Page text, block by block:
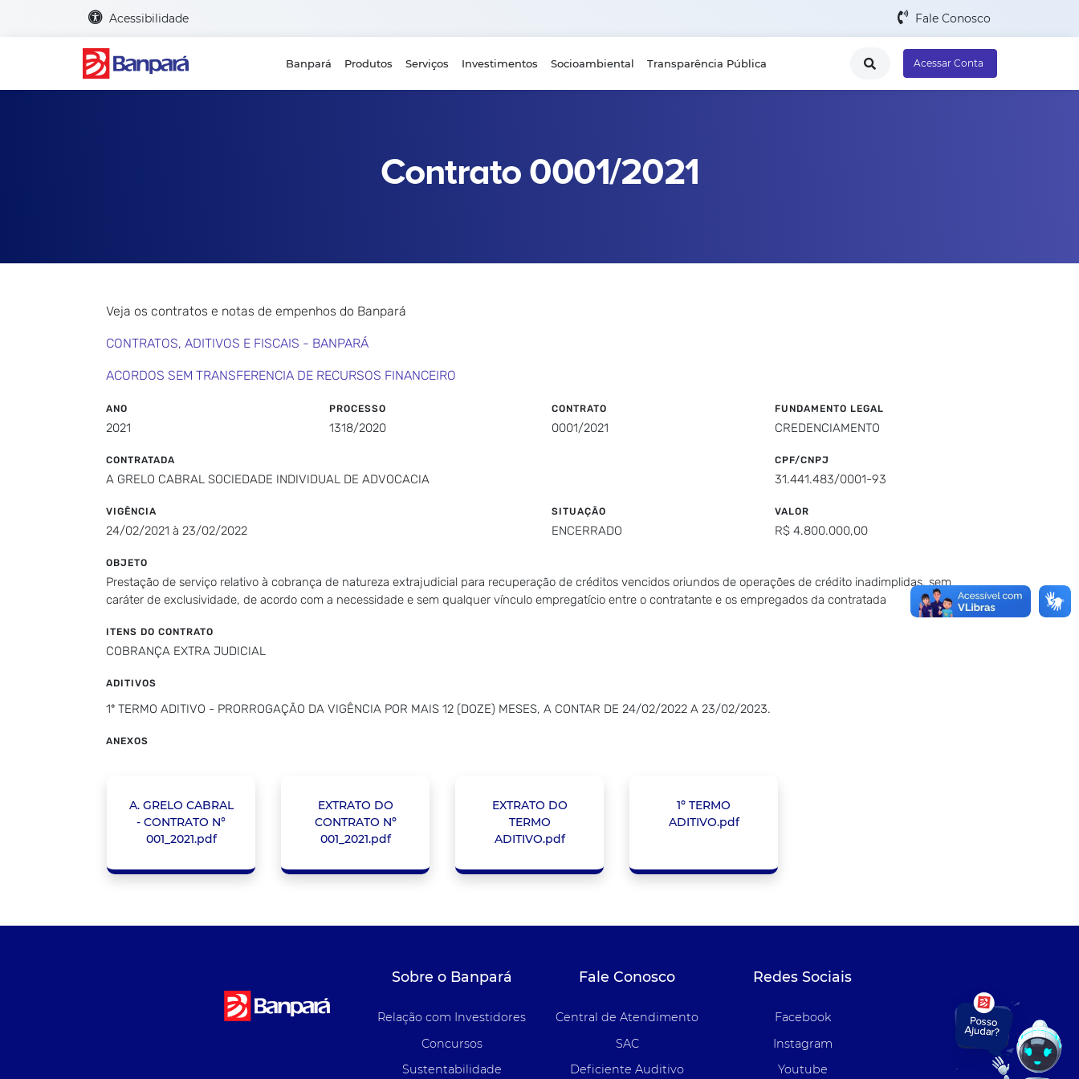
Acessibilidade Fale Conosco
Banpará Produtos Serviços Investimentos Socioambiental Transparência Pública Acessar Conta
Contrato 0001/2021
Veja os contratos e notas de empenhos do Banpará
CONTRATOS, ADITIVOS E FISCAIS - BANPARÁ
ACORDOS SEM TRANSFERENCIA DE RECURSOS FINANCEIRO
ANO
2021
PROCESSO
1318/2020
CONTRATO
0001/2021
FUNDAMENTO LEGAL
CREDENCIAMENTO
CONTRATADA
A GRELO CABRAL SOCIEDADE INDIVIDUAL DE ADVOCACIA
CPF/CNPJ
31.441.483/0001-93
VIGÊNCIA
24/02/2021 à 23/02/2022
SITUAÇÃO
ENCERRADO
VALOR
R$ 4.800.000,00
OBJETO
Prestação de serviço relativo à cobrança de natureza extrajudicial para recuperação de créditos vencidos oriundos de operações de crédito inadimplidas, sem
caráter de exclusividade, de acordo com a necessidade e sem qualquer vínculo empregatício entre o contratante e os empregados da contratada
ITENS DO CONTRATO
COBRANÇA EXTRA JUDICIAL
ADITIVOS
1º TERMO ADITIVO - PRORROGAÇÃO DA VIGÊNCIA POR MAIS 12 (DOZE) MESES, A CONTAR DE 24/02/2022 A 23/02/2023.
ANEXOS
A. GRELO CABRAL
- CONTRATO N°
001_2021.pdf
EXTRATO DO
CONTRATO Nº
001_2021.pdf
EXTRATO DO
TERMO
ADITIVO.pdf
1º TERMO
ADITIVO.pdf
Sobre o Banpará
Relação com Investidores
Concursos
Sustentabilidade
Fale Conosco
Central de Atendimento
SAC
Deficiente Auditivo
Redes Sociais
Facebook
Instagram
Youtube